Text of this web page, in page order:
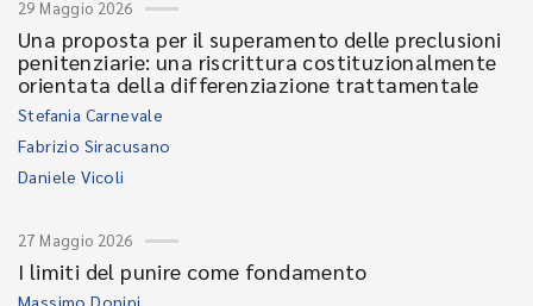
29 Maggio 2026
Una proposta per il superamento delle preclusioni
penitenziarie: una riscrittura costituzionalmente
orientata della differenziazione trattamentale
Stefania Carnevale
Fabrizio Siracusano
Daniele Vicoli
27 Maggio 2026
I limiti del punire come fondamento
Massimo Donini